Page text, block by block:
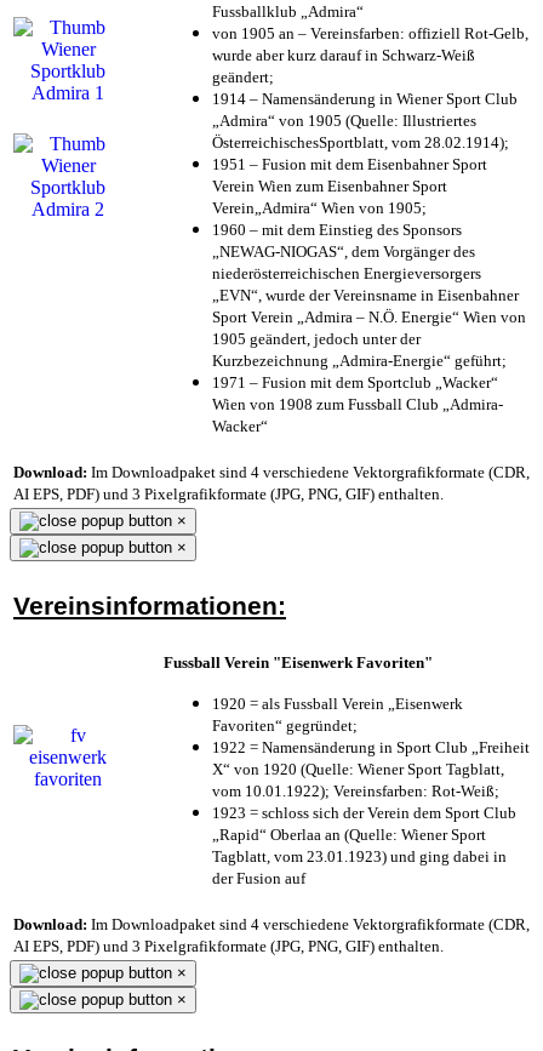
Fussballklub „Admira“
von 1905 an – Vereinsfarben: offiziell Rot-Gelb,
wurde aber kurz darauf in Schwarz-Weiß
geändert;
1914 – Namensänderung in Wiener Sport Club
„Admira“ von 1905 (Quelle: Illustriertes
ÖsterreichischesSportblatt, vom 28.02.1914);
1951 – Fusion mit dem Eisenbahner Sport
Verein Wien zum Eisenbahner Sport
Verein„Admira“ Wien von 1905;
1960 – mit dem Einstieg des Sponsors
„NEWAG-NIOGAS“, dem Vorgänger des
niederösterreichischen Energieversorgers
„EVN“, wurde der Vereinsname in Eisenbahner
Sport Verein „Admira – N.Ö. Energie“ Wien von
1905 geändert, jedoch unter der
Kurzbezeichnung „Admira-Energie“ geführt;
1971 – Fusion mit dem Sportclub „Wacker“
Wien von 1908 zum Fussball Club „Admira-
Wacker“
Download: Im Downloadpaket sind 4 verschiedene Vektorgrafikformate (CDR,
AI EPS, PDF) und 3 Pixelgrafikformate (JPG, PNG, GIF) enthalten.
×
×
Vereinsinformationen:
Fussball Verein "Eisenwerk Favoriten"
1920 = als Fussball Verein „Eisenwerk
Favoriten“ gegründet;
1922 = Namensänderung in Sport Club „Freiheit
X“ von 1920 (Quelle: Wiener Sport Tagblatt,
vom 10.01.1922); Vereinsfarben: Rot-Weiß;
1923 = schloss sich der Verein dem Sport Club
„Rapid“ Oberlaa an (Quelle: Wiener Sport
Tagblatt, vom 23.01.1923) und ging dabei in
der Fusion auf
Download: Im Downloadpaket sind 4 verschiedene Vektorgrafikformate (CDR,
AI EPS, PDF) und 3 Pixelgrafikformate (JPG, PNG, GIF) enthalten.
×
×